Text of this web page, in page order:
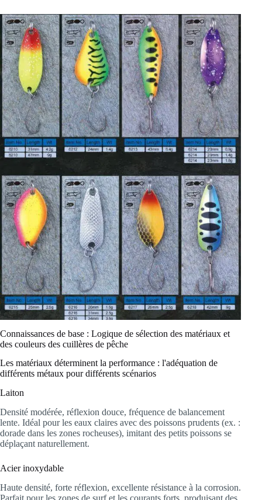
Connaissances de base : Logique de sélection des matériaux et
des couleurs des cuillères de pêche
Les matériaux déterminent la performance : l'adéquation de
différents métaux pour différents scénarios
Laiton
Densité modérée, réflexion douce, fréquence de balancement
lente. Idéal pour les eaux claires avec des poissons prudents (ex. :
dorade dans les zones rocheuses), imitant des petits poissons se
déplaçant naturellement.
Acier inoxydable
Haute densité, forte réflexion, excellente résistance à la corrosion.
Parfait pour les zones de surf et les courants forts, produisant des